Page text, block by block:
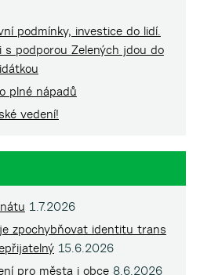
podmínky, investice do lidí.
s podporou Zelených jdou do
plné nápadů
vedení!
1.7.2026
zpochybňovat identitu trans
15.6.2026
pro města i obce 8.6.2026